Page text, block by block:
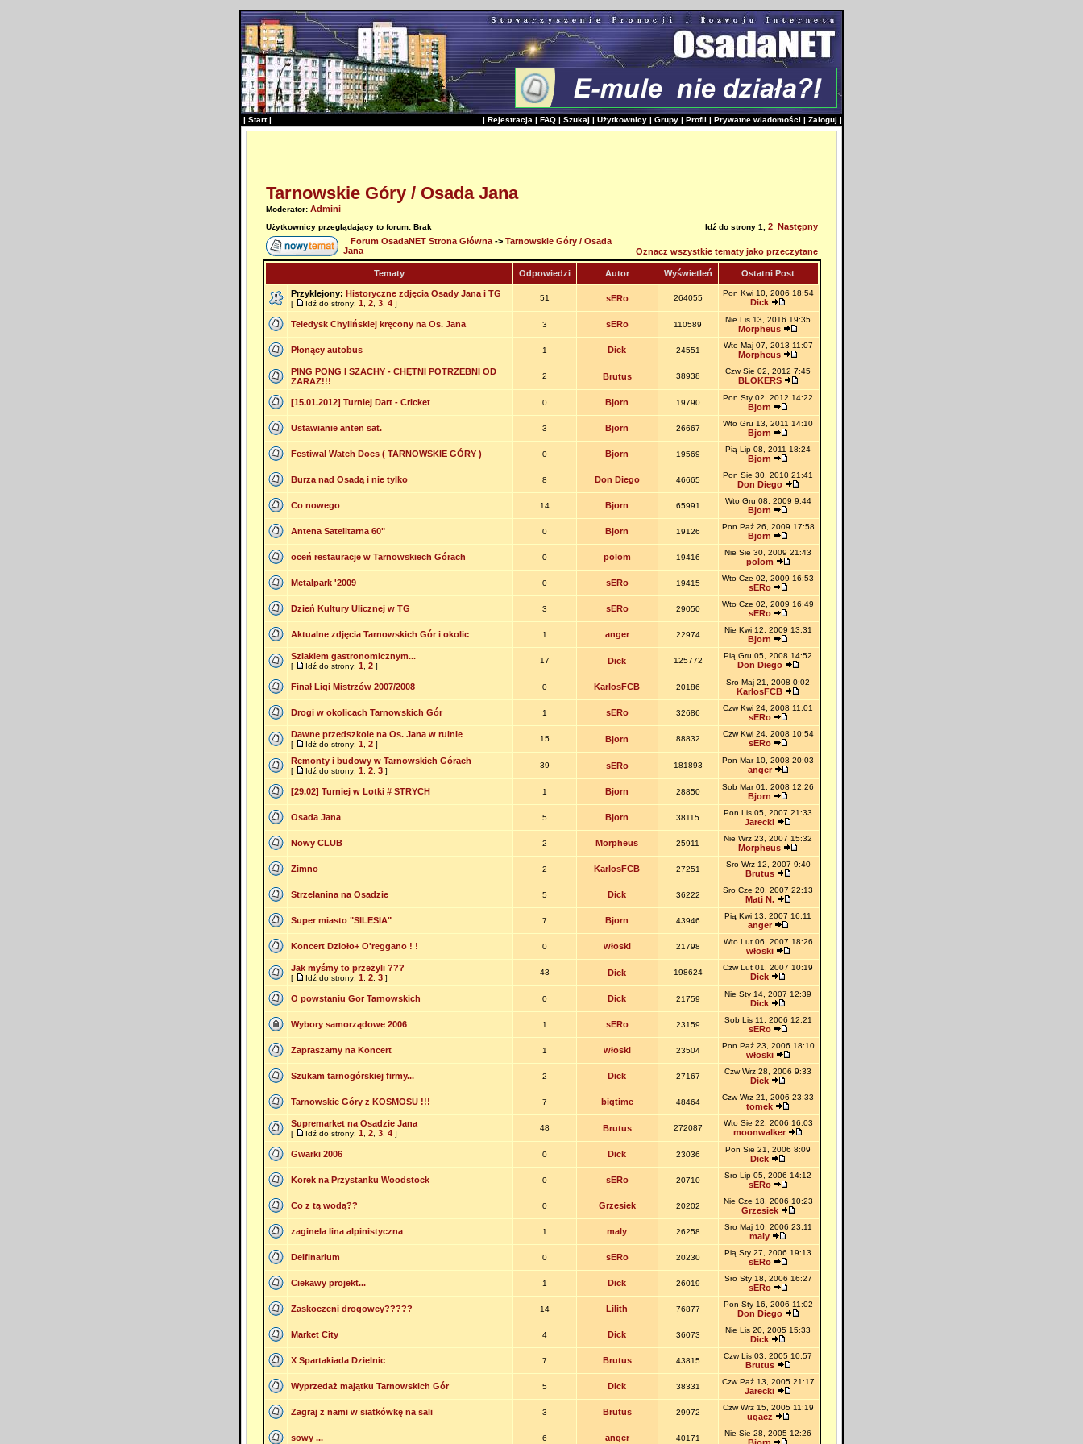
| Start| | Rejestracja | FAQ | Szukaj | Użytkownicy | Grupy | Profil | Prywatne wiadomości | Zaloguj |
Tarnowskie Góry / Osada Jana
Moderator: Admini
Użytkownicy przeglądający to forum: Brak Idź do strony 1 2 Następny
Forum OsadaNET Strona Główna-> Tarnowskie Góry / Osada
Jana
Oznacz wszystkie tematy jako przeczytane
Tematy Odpowiedzi Autor Wyświetleń Ostatni Post
Przyklejony: Historyczne zdjęcia Osady Jana i TG
[ Idź do strony: 1, 2, 3, 4]
51 sERo 264055
Pon Kwi 10, 2006 18:54
Dick
Teledysk Chylińskiej kręcony na Os. Jana 3 sERo 110589
Nie Lis 13, 2016 19:35
Morpheus
Płonący autobus 1 Dick 24551
Wto Maj 07, 2013 11:07
Morpheus
PING PONG I SZACHY - CHĘTNI POTRZEBNI OD
ZARAZ!!!
2 Brutus 38938
Czw Sie 02, 2012 7:45
BLOKERS
[15.01.2012] Turniej Dart - Cricket 0 Bjorn 19790
Pon Sty 02, 2012 14:22
Bjorn
Ustawianie anten sat. 3 Bjorn 26667
Wto Gru 13, 2011 14:10
Bjorn
Festiwal Watch Docs ( TARNOWSKIE GÓRY ) 0 Bjorn 19569
Pią Lip 08, 2011 18:24
Bjorn
Burza nad Osadą i nie tylko 8 Don Diego 46665
Pon Sie 30, 2010 21:41
Don Diego
Co nowego 14 Bjorn 65991
Wto Gru 08, 2009 9:44
Bjorn
Antena Satelitarna 60" 0 Bjorn 19126
Pon Paź 26, 2009 17:58
Bjorn
oceń restauracje w Tarnowskiech Górach 0 polom 19416
Nie Sie 30, 2009 21:43
polom
Metalpark '2009 0 sERo 19415
Wto Cze 02, 2009 16:53
sERo
Dzień Kultury Ulicznej w TG 3 sERo 29050
Wto Cze 02, 2009 16:49
sERo
Aktualne zdjęcia Tarnowskich Gór i okolic 1 anger 22974
Nie Kwi 12, 2009 13:31
Bjorn
Szlakiem gastronomicznym...
[ Idź do strony: 1, 2]
17 Dick 125772
Pią Gru 05, 2008 14:52
Don Diego
Finał Ligi Mistrzów 2007/2008 0 KarlosFCB 20186
Sro Maj 21, 2008 0:02
KarlosFCB
Drogi w okolicach Tarnowskich Gór 1 sERo 32686
Czw Kwi 24, 2008 11:01
sERo
Dawne przedszkole na Os. Jana w ruinie
[ Idź do strony: 1, 2]
15 Bjorn 88832
Czw Kwi 24, 2008 10:54
sERo
Remonty i budowy w Tarnowskich Górach
[ Idź do strony: 1, 2, 3]
39 sERo 181893
Pon Mar 10, 2008 20:03
anger
[29.02] Turniej w Lotki # STRYCH 1 Bjorn 28850
Sob Mar 01, 2008 12:26
Bjorn
Osada Jana 5 Bjorn 38115
Pon Lis 05, 2007 21:33
Jarecki
Nowy CLUB 2 Morpheus 25911
Nie Wrz 23, 2007 15:32
Morpheus
Zimno 2 KarlosFCB 27251
Sro Wrz 12, 2007 9:40
Brutus
Strzelanina na Osadzie 5 Dick 36222
Sro Cze 20, 2007 22:13
Mati N.
Super miasto "SILESIA" 7 Bjorn 43946
Pią Kwi 13, 2007 16:11
anger
Koncert Dzioło+ O'reggano ! ! 0 włoski 21798
Wto Lut 06, 2007 18:26
włoski
Jak myśmy to przeżyli ???
[ Idź do strony: 1, 2, 3]
43 Dick 198624
Czw Lut 01, 2007 10:19
Dick
O powstaniu Gor Tarnowskich 0 Dick 21759
Nie Sty 14, 2007 12:39
Dick
Wybory samorządowe 2006 1 sERo 23159
Sob Lis 11, 2006 12:21
sERo
Zapraszamy na Koncert 1 włoski 23504
Pon Paź 23, 2006 18:10
włoski
Szukam tarnogórskiej firmy... 2 Dick 27167
Czw Wrz 28, 2006 9:33
Dick
Tarnowskie Góry z KOSMOSU !!! 7 bigtime 48464
Czw Wrz 21, 2006 23:33
tomek
Supremarket na Osadzie Jana
[ Idź do strony: 1, 2, 3, 4]
48 Brutus 272087
Wto Sie 22, 2006 16:03
moonwalker
Gwarki 2006 0 Dick 23036
Pon Sie 21, 2006 8:09
Dick
Korek na Przystanku Woodstock 0 sERo 20710
Sro Lip 05, 2006 14:12
sERo
Co z tą wodą?? 0 Grzesiek 20202
Nie Cze 18, 2006 10:23
Grzesiek
zaginela lina alpinistyczna 1 maly 26258
Sro Maj 10, 2006 23:11
maly
Delfinarium 0 sERo 20230
Pią Sty 27, 2006 19:13
sERo
Ciekawy projekt... 1 Dick 26019
Sro Sty 18, 2006 16:27
sERo
Zaskoczeni drogowcy????? 14 Lilith 76877
Pon Sty 16, 2006 11:02
Don Diego
Market City 4 Dick 36073
Nie Lis 20, 2005 15:33
Dick
X Spartakiada Dzielnic 7 Brutus 43815
Czw Lis 03, 2005 10:57
Brutus
Wyprzedaż majątku Tarnowskich Gór 5 Dick 38331
Czw Paź 13, 2005 21:17
Jarecki
Zagraj z nami w siatkówkę na sali 3 Brutus 29972
Czw Wrz 15, 2005 11:19
ugacz
sowy ... 6 anger 40171
Nie Sie 28, 2005 12:26